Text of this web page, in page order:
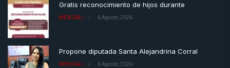
Gratis reconocimiento de hijos durante
MEXICALI 6 Agosto, 2026
Propone diputada Santa Alejandrina Corral
MEXICALI 6 Agosto, 2026